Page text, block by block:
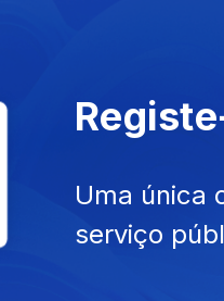
Uma única
serviço